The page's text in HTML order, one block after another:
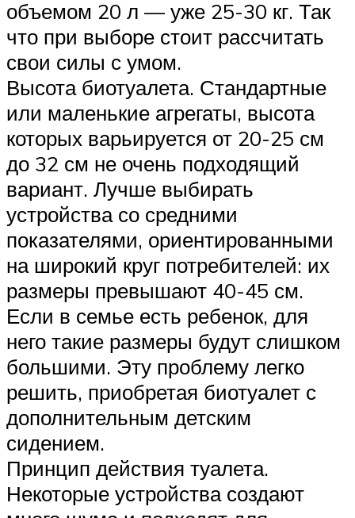
объемом 20 л — уже 25-30 кг. Так
что при выборе стоит рассчитать
свои силы с умом.
Высота биотуалета. Стандартные
или маленькие агрегаты, высота
которых варьируется от 20-25 см
до 32 см не очень подходящий
вариант. Лучше выбирать
устройства со средними
показателями, ориентированными
на широкий круг потребителей: их
размеры превышают 40-45 см.
Если в семье есть ребенок, для
него такие размеры будут слишком
большими. Эту проблему легко
решить, приобретая биотуалет с
дополнительным детским
сидением.
Принцип действия туалета.
Некоторые устройства создают